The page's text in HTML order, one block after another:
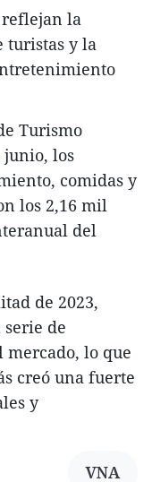
reflejan la
turistas y la
Turismo
los
comidas y
los 2,16 mil
del
de 2023,
de
mercado, lo que
creó una fuerte
y
VNA